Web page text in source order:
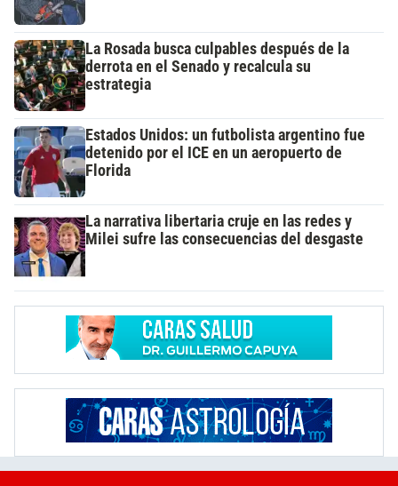
La Rosada busca culpables después de la
derrota en el Senado y recalcula su
estrategia
Estados Unidos: un futbolista argentino fue
detenido por el ICE en un aeropuerto de
Florida
La narrativa libertaria cruje en las redes y
Milei sufre las consecuencias del desgaste